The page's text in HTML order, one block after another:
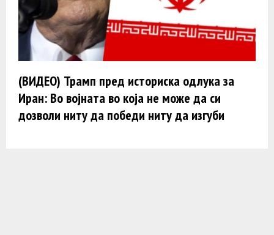
(ВИДЕО) Трамп пред историска одлука за
Иран: Во војната во која не може да си
дозволи ниту да победи ниту да изгуби